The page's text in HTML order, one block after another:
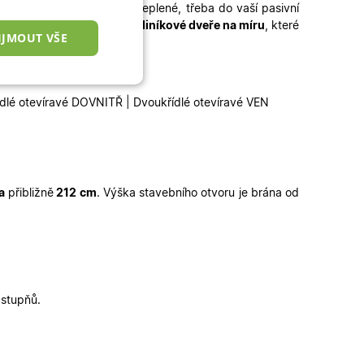
dveře lépe zateplené, třeba do vaší pasivní
, popřípadě kvalitní hliníkové dveře na míru, které
otevíravé DOVNITŘ | Dvoukřídlé otevíravé VEN
přibližně 212 cm. Výška stavebního otvoru je brána od
VŠE
cookies